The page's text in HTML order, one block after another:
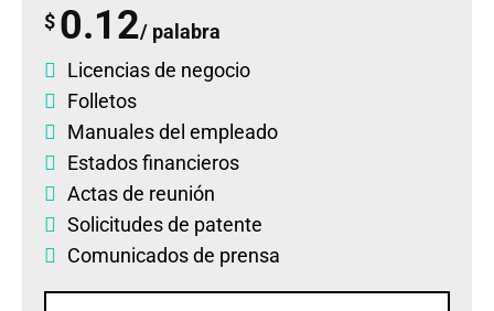
$ 0.12/ palabra
Licencias de negocio
Folletos
Manuales del empleado
Estados financieros
Actas de reunión
Solicitudes de patente
Comunicados de prensa